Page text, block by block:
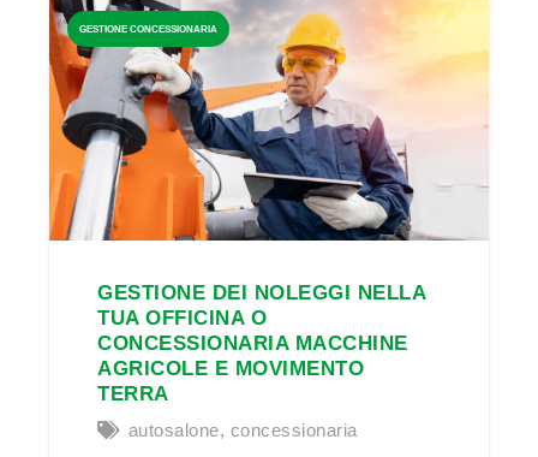
GESTIONE CONCESSIONARIA
GESTIONE DEI NOLEGGI NELLA
TUA OFFICINA O
CONCESSIONARIA MACCHINE
AGRICOLE E MOVIMENTO
TERRA
autosalone, concessionaria